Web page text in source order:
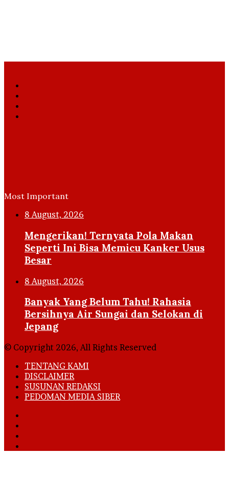
Most Important
8 August, 2026
Mengerikan! Ternyata Pola Makan
Seperti Ini Bisa Memicu Kanker Usus
Besar
8 August, 2026
Banyak Yang Belum Tahu! Rahasia
Bersihnya Air Sungai dan Selokan di
Jepang
© Copyright 2026, All Rights Reserved
TENTANG KAMI
DISCLAIMER
SUSUNAN REDAKSI
PEDOMAN MEDIA SIBER